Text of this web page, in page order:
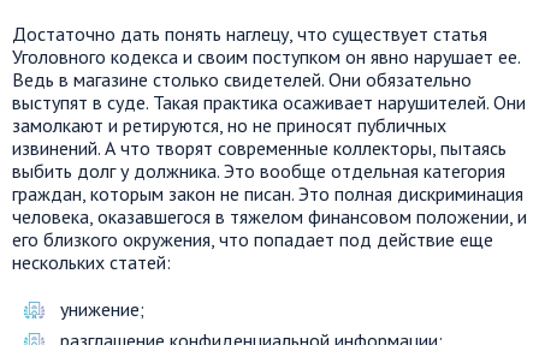
Достаточно дать понять наглецу, что существует статья
Уголовного кодекса и своим поступком он явно нарушает ее.
Ведь в магазине столько свидетелей. Они обязательно
выступят в суде. Такая практика осаживает нарушителей. Они
замолкают и ретируются, но не приносят публичных
извинений. А что творят современные коллекторы, пытаясь
выбить долг у должника. Это вообще отдельная категория
граждан, которым закон не писан. Это полная дискриминация
человека, оказавшегося в тяжелом финансовом положении, и
его близкого окружения, что попадает под действие еще
нескольких статей:
унижение;
разглашение конфиденциальной информации;